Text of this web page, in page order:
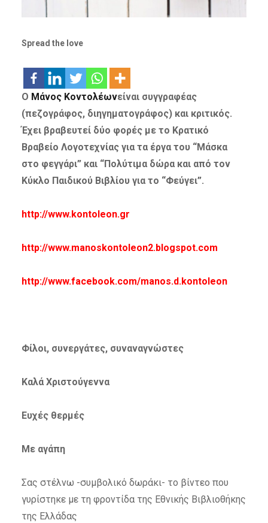
Spread the love
Ο Μάνος Κοντολέωνείναι συγγραφέας
(πεζογράφος, διηγηματογράφος) και κριτικός.
Έχει βραβευτεί δύο φορές με το Κρατικό
Βραβείο Λογοτεχνίας για τα έργα του “Μάσκα
στο φεγγάρι” και “Πολύτιμα δώρα και από τον
Κύκλο Παιδικού Βιβλίου για το “Φεύγει”.
http://www.kontoleon.gr
http://www.manoskontoleon2.blogspot.com
http://www.facebook.com/manos.d.kontoleon
Φίλοι, συνεργάτες, συναναγνώστες
Καλά Χριστούγεννα
Ευχές θερμές
Με αγάπη
Σας στέλνω -συμβολικό δωράκι- το βίντεο που
γυρίστηκε με τη φροντίδα της Εθνικής Βιβλιοθήκης
της Ελλάδας